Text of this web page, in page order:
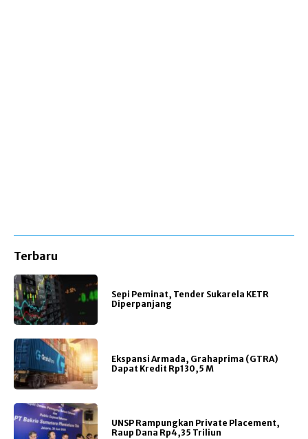
Terbaru
Sepi Peminat, Tender Sukarela KETR
Diperpanjang
Ekspansi Armada, Grahaprima (GTRA)
Dapat Kredit Rp130,5 M
UNSP Rampungkan Private Placement,
Raup Dana Rp4,35 Triliun